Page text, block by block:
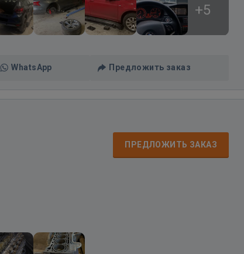
+5
WhatsApp Предложить заказ
ПРЕДЛОЖИТЬ ЗАКАЗ